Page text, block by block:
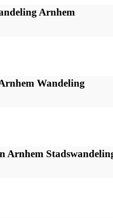
Arnhem
Wandeling
Arnhem